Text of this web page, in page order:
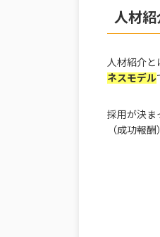
人材紹
人材紹介と
ネスモデル
採用が決ま
（成功報